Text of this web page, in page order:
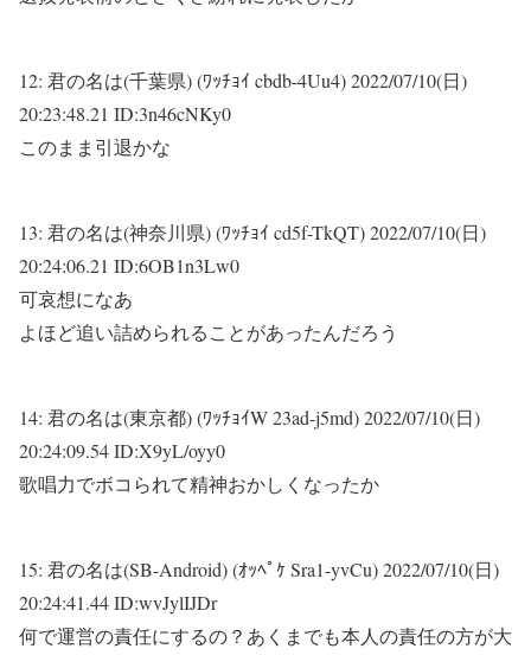
12: 君の名は(千葉県) (ﾜｯﾁｮｲ cbdb-4Uu4)2022/07/10(日)
20:23:48.21 ID:3n46cNKy0
このまま引退かな
13: 君の名は(神奈川県) (ﾜｯﾁｮｲ cd5f-TkQT)2022/07/10(日)
20:24:06.21 ID:6OB1n3Lw0
可哀想になあ
よほど追い詰められることがあったんだろう
14: 君の名は(東京都) (ﾜｯﾁｮｲW 23ad-j5md)2022/07/10(日)
20:24:09.54 ID:X9yL/oyy0
歌唱力でボコられて精神おかしくなったか
15: 君の名は(SB-Android) (ｵｯﾍﾟｹ Sra1-yvCu)2022/07/10(日)
20:24:41.44 ID:wvJylIJDr
何で運営の責任にするの？あくまでも本人の責任の方が大